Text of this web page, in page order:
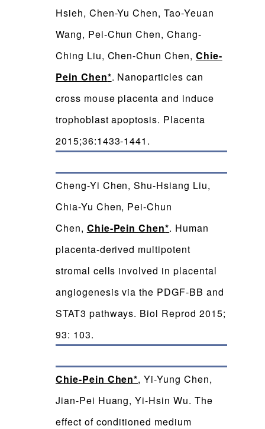
Hsieh, Chen-Yu Chen, Tao-Yeuan
Wang, Pei-Chun Chen, Chang-
Ching Liu, Chen-Chun Chen, Chie-
Pein Chen*. Nanoparticles can
cross mouse placenta and induce
trophoblast apoptosis. Placenta
2015;36:1433-1441.
Cheng-Yi Chen, Shu-Hsiang Liu,
Chia-Yu Chen, Pei-Chun
Chen, Chie-Pein Chen*. Human
placenta-derived multipotent
stromal cells involved in placental
angiogenesis via the PDGF-BB and
STAT3 pathways. Biol Reprod 2015;
93: 103.
Chie-Pein Chen*, Yi-Yung Chen,
Jian-Pei Huang, Yi-Hsin Wu. The
effect of conditioned medium